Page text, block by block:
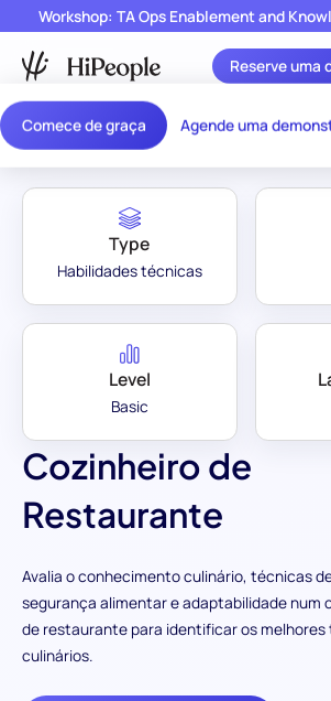
Comece de graça Agende uma
Workshop: TA Ops Enablement and
Reserve uma
Assessment Library Cozinheiro de
Cozinheiro de
Restaurante
Avalia o conhecimento culinário, técnicas
segurança alimentar e adaptabilidade num
de restaurante para identificar os
culinários.
Type
Habilidades técnicas
Level
Basic